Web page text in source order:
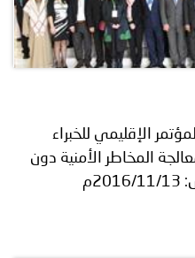
الإقليمي للخبراء
المخاطر الأمنية دون
الإخلال بحماية اللاجئين” تونس: 2016/11/13م